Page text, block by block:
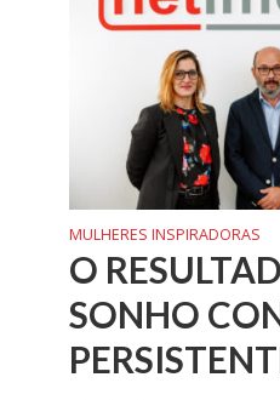
MULHERES INSPIRADORAS
O
SONHO